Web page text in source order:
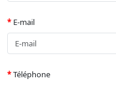
E-mail
Téléphone